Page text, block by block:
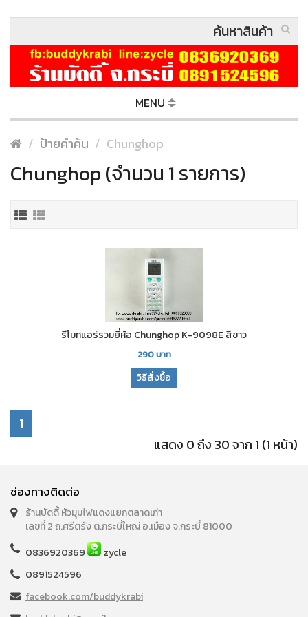
MENU
ป้ายคำค้น Chunghop
Chunghop (จำนวน 1 รายการ)
รีโมทแอร์รวมยี่ห้อ Chunghop K-9098E สีขาว
290บาท
วิธีสั่งซื้อ
1
แสดง 0 ถึง 30 จาก 1 (1 หน้า)
ช่องทางติดต่อ
ร้านบัดดี้ หัวมุมไฟแดงแยกตลาดเก่า
เลขที่ 2 ถ.ศรีตรัง ต.กระบี่ใหญ่ อ.เมือง จ.กระบี่ 81000
0836920369
zycle
0891524596
facebook.com/buddykrabi